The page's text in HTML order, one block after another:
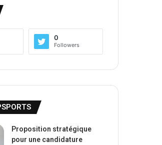
0
Followers
Proposition stratégique
pour une candidature